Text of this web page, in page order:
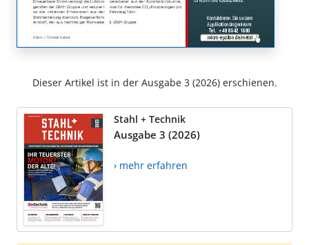
Dieser Artikel ist in der Ausgabe 3 (2026) erschienen.
Stahl + Technik
Ausgabe 3 (2026)
› mehr erfahren